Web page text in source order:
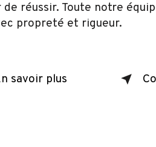
réussir. Toute notre
propreté et rigueur.
savoir plus